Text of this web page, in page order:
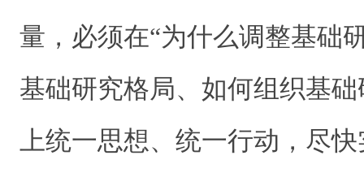
量，必须在“为什么调整基础
基础研究格局、如何组织基
上统一思想、统一行动，尽